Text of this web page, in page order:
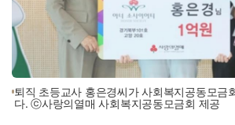
퇴직 초등교사 홍은경씨가 사회복지공동모금
다. ⓒ사랑의열매 사회복지공동모금회 제공